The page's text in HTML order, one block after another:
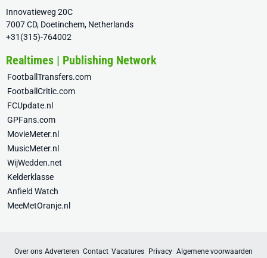
Innovatieweg 20C
7007 CD, Doetinchem, Netherlands
+31(315)-764002
Realtimes | Publishing Network
FootballTransfers.com
FootballCritic.com
FCUpdate.nl
GPFans.com
MovieMeter.nl
MusicMeter.nl
WijWedden.net
Kelderklasse
Anfield Watch
MeeMetOranje.nl
Over ons Adverteren Contact Vacatures Privacy Algemene voorwaarden